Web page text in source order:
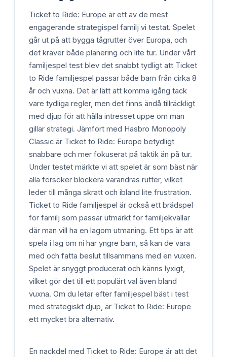
Ticket to Ride: Europe är ett av de mest
engagerande strategispel familj vi testat. Spelet
går ut på att bygga tågrutter över Europa, och
det kräver både planering och lite tur. Under vårt
familjespel test blev det snabbt tydligt att Ticket
to Ride familjespel passar både barn från cirka 8
år och vuxna. Det är lätt att komma igång tack
vare tydliga regler, men det finns ändå tillräckligt
med djup för att hålla intresset uppe om man
gillar strategi. Jämfört med Hasbro Monopoly
Classic är Ticket to Ride: Europe betydligt
snabbare och mer fokuserat på taktik än på tur.
Under testet märkte vi att spelet är som bäst när
alla försöker blockera varandras rutter, vilket
leder till många skratt och ibland lite frustration.
Ticket to Ride familjespel är också ett brädspel
för familj som passar utmärkt för familjekvällar
där man vill ha en lagom utmaning. Ett tips är att
spela i lag om ni har yngre barn, så kan de vara
med och fatta beslut tillsammans med en vuxen.
Spelet är snyggt producerat och känns lyxigt,
vilket gör det till ett populärt val även bland
vuxna. Om du letar efter familjespel bäst i test
med strategiskt djup, är Ticket to Ride: Europe
ett mycket bra alternativ.
En nackdel med Ticket to Ride: Europe är att det